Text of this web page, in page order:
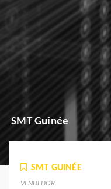
SMT Guinée
SMT GUINÉE
VENDEDOR